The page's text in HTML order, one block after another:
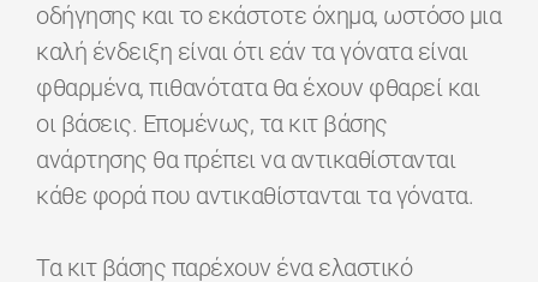
οδήγησης και το εκάστοτε όχημα, ωστόσο μια
καλή ένδειξη είναι ότι εάν τα γόνατα είναι
φθαρμένα, πιθανότατα θα έχουν φθαρεί και
οι βάσεις. Επομένως, τα κιτ βάσης
ανάρτησης θα πρέπει να αντικαθίστανται
κάθε φορά που αντικαθίστανται τα γόνατα.
Τα κιτ βάσης παρέχουν ένα ελαστικό